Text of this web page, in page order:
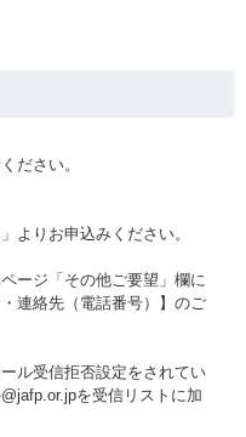
ださい。
よりお申込みください。
ージ「その他ご要望」欄に
連絡先（電話番号）】のご
ル受信拒否設定をされてい
を受信リストに加